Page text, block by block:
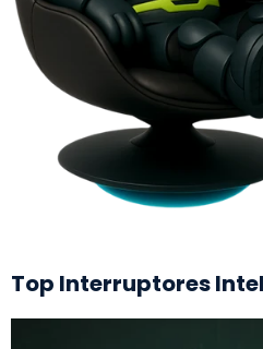
Top Interruptores